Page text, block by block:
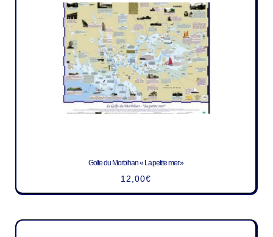
Golfe du Morbihan « La petite mer »
12,00€